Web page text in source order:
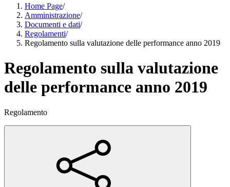
Home Page/
Amministrazione/
Documenti e dati/
Regolamenti/
Regolamento sulla valutazione delle performance anno 2019
Regolamento sulla valutazione
delle performance anno 2019
Regolamento